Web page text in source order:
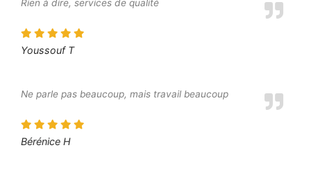
Rien à dire, services de qualité
Youssouf T
Ne parle pas beaucoup, mais travail beaucoup
Bérénice H